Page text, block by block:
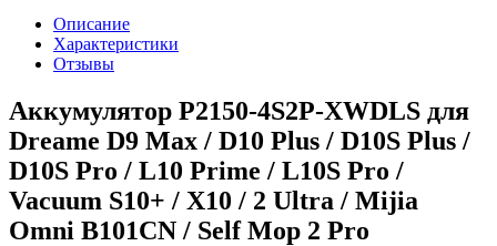
Описание
Характеристики
Отзывы
Аккумулятор P2150-4S2P-XWDLS для
Dreame D9 Max / D10 Plus / D10S Plus /
D10S Pro / L10 Prime / L10S Pro /
Vacuum S10+ / X10 / 2 Ultra / Mijia
Omni B101CN / Self Mop 2 Pro